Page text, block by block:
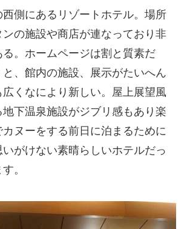
側にあるリゾートホテル。場所
の施設や商店が連なっており非
。ホームページは割と質素だ
、館内の施設、展示がたいへん
くなにより新しい。屋上展望風
下温泉施設がジブリ感もあり楽
カヌーをする前日に泊まるために
がけない素晴らしいホテルだっ
。